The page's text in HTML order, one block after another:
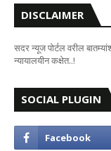
DISCLAIMER
सदर न्यूज पोर्टल वरील
न्यायालयीन कक्षेत..!
SOCIAL PLUGIN